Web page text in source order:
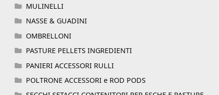
MULINELLI
NASSE & GUADINI
OMBRELLONI
PASTURE PELLETS INGREDIENTI
PANIERI ACCESSORI RULLI
POLTRONE ACCESSORI e ROD PODS